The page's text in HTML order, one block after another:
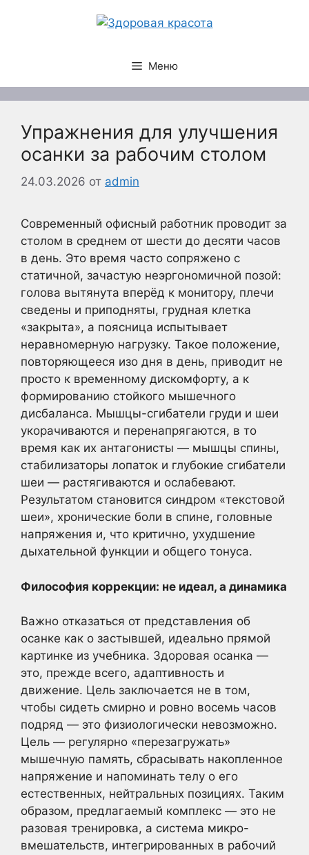
Меню
Упражнения для улучшения
осанки за рабочим столом
24.03.2026 от admin
Современный офисный работник проводит за
столом в среднем от шести до десяти часов
в день. Это время часто сопряжено с
статичной, зачастую неэргономичной позой:
голова вытянута вперёд к монитору, плечи
сведены и приподняты, грудная клетка
«закрыта», а поясница испытывает
неравномерную нагрузку. Такое положение,
повторяющееся изо дня в день, приводит не
просто к временному дискомфорту, а к
формированию стойкого мышечного
дисбаланса. Мышцы-сгибатели груди и шеи
укорачиваются и перенапрягаются, в то
время как их антагонисты — мышцы спины,
стабилизаторы лопаток и глубокие сгибатели
шеи — растягиваются и ослабевают.
Результатом становится синдром «текстовой
шеи», хронические боли в спине, головные
напряжения и, что критично, ухудшение
дыхательной функции и общего тонуса.
Философия коррекции: не идеал, а динамика
Важно отказаться от представления об
осанке как о застывшей, идеально прямой
картинке из учебника. Здоровая осанка —
это, прежде всего, адаптивность и
движение. Цель заключается не в том,
чтобы сидеть смирно и ровно восемь часов
подряд — это физиологически невозможно.
Цель — регулярно «перезагружать»
мышечную память, сбрасывать накопленное
напряжение и напоминать телу о его
естественных, нейтральных позициях. Таким
образом, предлагаемый комплекс — это не
разовая тренировка, а система микро-
вмешательств, интегрированных в рабочий